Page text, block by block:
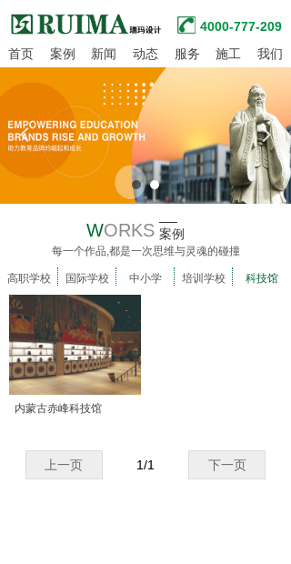
首页 案例 新闻 动态 服务 施工 我们
4000-777-209
内蒙古赤峰科技馆
上一页 下一页
1/1
넳 넲
WORKS 案例
每一个作品,都是一次思维与灵魂的碰撞
高职学校 国际学校 中小学 培训学校 科技馆